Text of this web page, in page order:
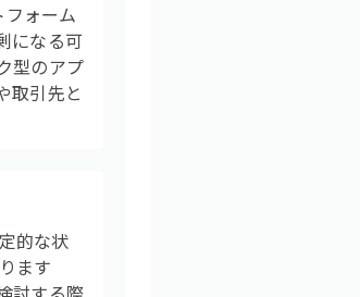
ォーム
になる可
型のアプ
取引先と
的な状
ます